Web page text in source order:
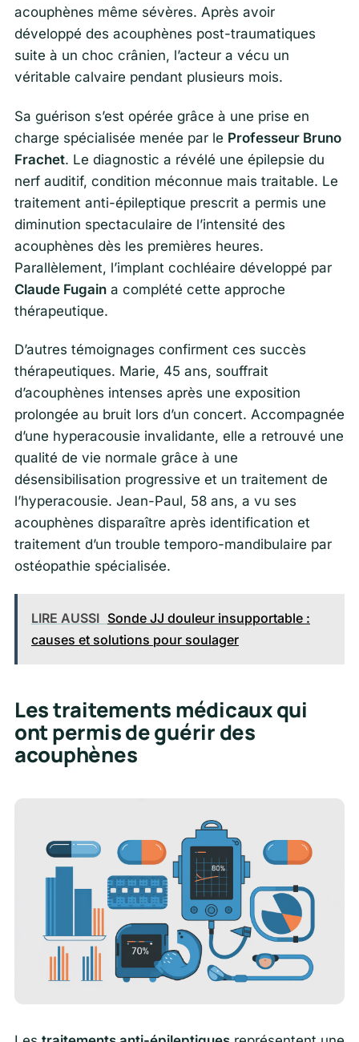
acouphènes même sévères. Après avoir
développé des acouphènes post-traumatiques
suite à un choc crânien, l’acteur a vécu un
véritable calvaire pendant plusieurs mois.
Sa guérison s’est opérée grâce à une prise en
charge spécialisée menée par le Professeur Bruno
Frachet. Le diagnostic a révélé une épilepsie du
nerf auditif, condition méconnue mais traitable. Le
traitement anti-épileptique prescrit a permis une
diminution spectaculaire de l’intensité des
acouphènes dès les premières heures.
Parallèlement, l’implant cochléaire développé par
Claude Fugain a complété cette approche
thérapeutique.
D’autres témoignages confirment ces succès
thérapeutiques. Marie, 45 ans, souffrait
d’acouphènes intenses après une exposition
prolongée au bruit lors d’un concert. Accompagnée
d’une hyperacousie invalidante, elle a retrouvé une
qualité de vie normale grâce à une
désensibilisation progressive et un traitement de
l’hyperacousie. Jean-Paul, 58 ans, a vu ses
acouphènes disparaître après identification et
traitement d’un trouble temporo-mandibulaire par
ostéopathie spécialisée.
LIRE AUSSI Sonde JJ douleur insupportable :
causes et solutions pour soulager
Les traitements médicaux qui
ont permis de guérir des
acouphènes